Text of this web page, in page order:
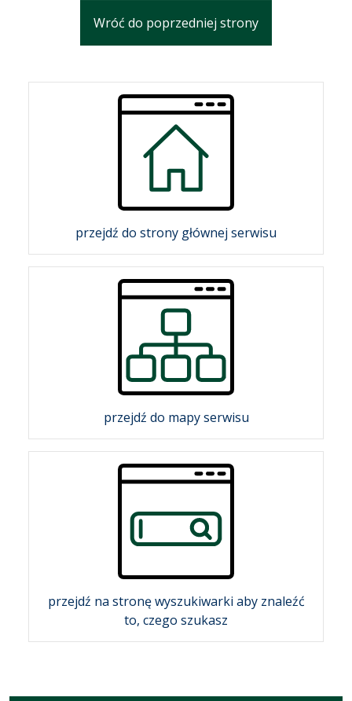
Wróć do poprzedniej strony
przejdź do strony głównej serwisu
przejdź do mapy serwisu
przejdź na stronę wyszukiwarki aby znaleźć
to, czego szukasz